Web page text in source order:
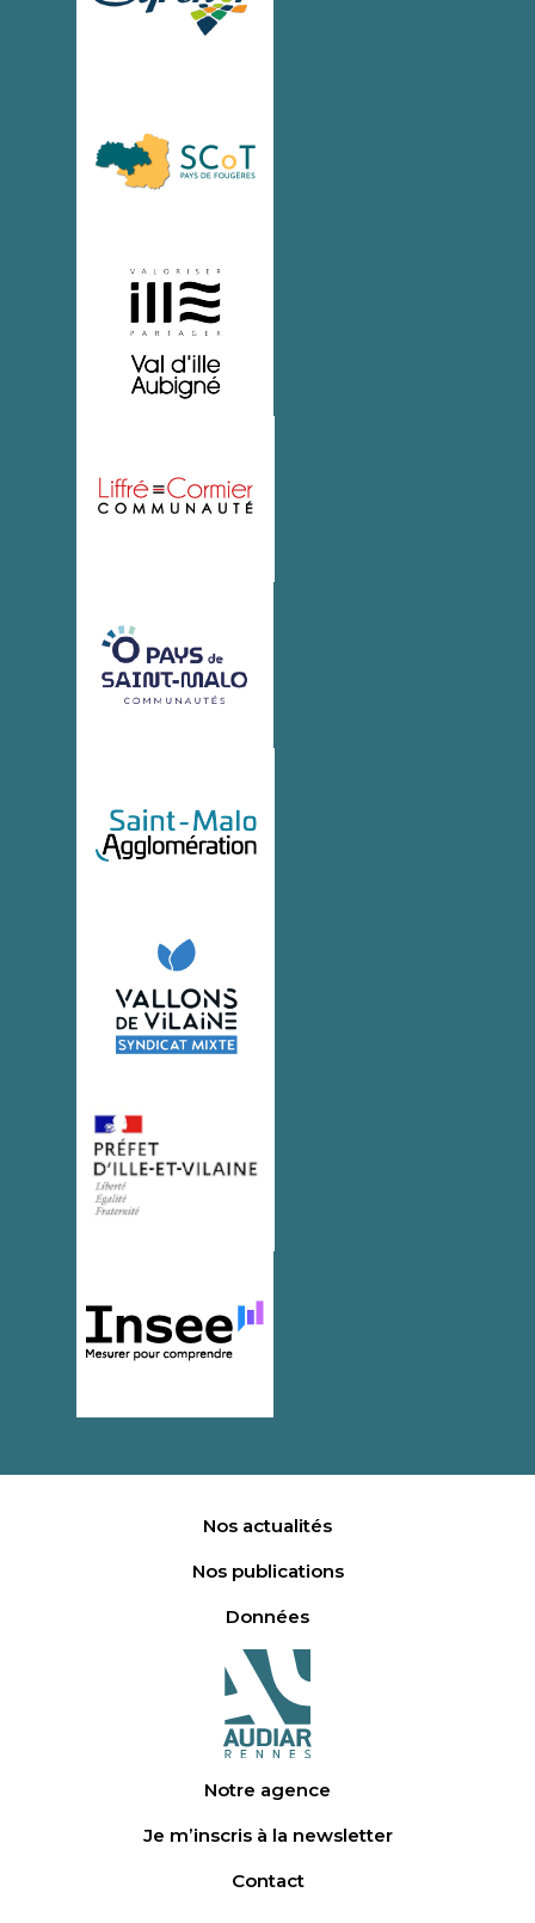
Nos actualités
Nos publications
Données
Notre agence
Je m’inscris à la newsletter
Contact